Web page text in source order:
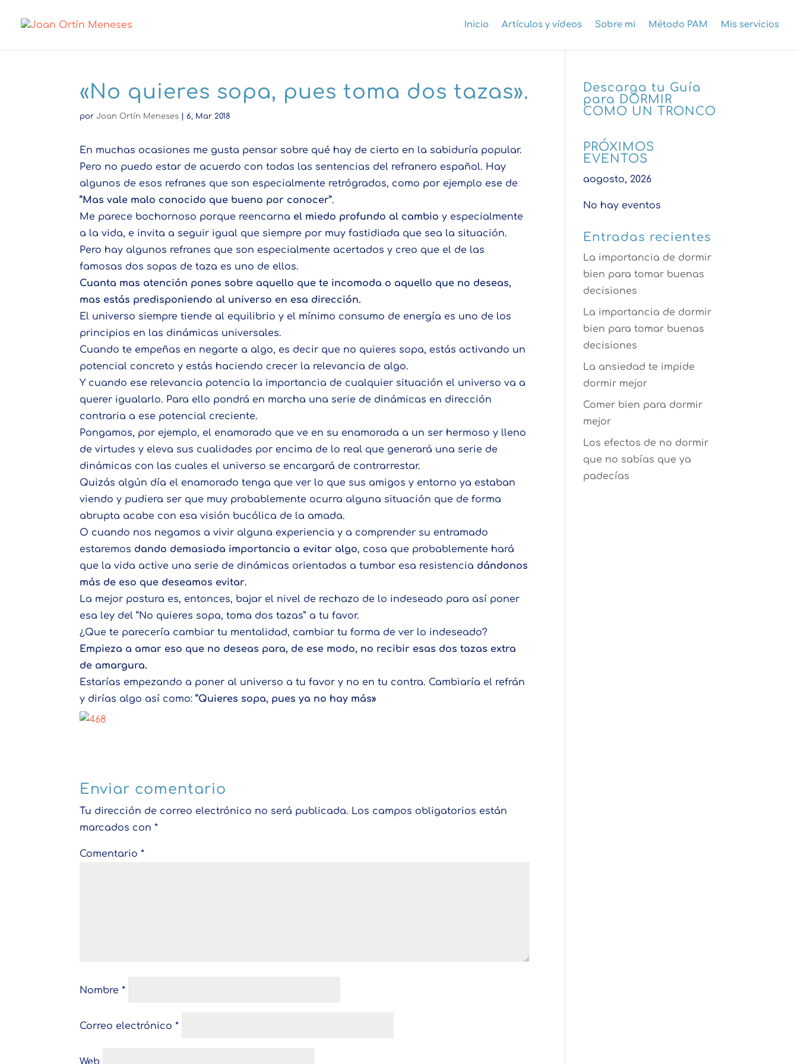
Inicio Artículos y vídeos Sobre mi Método PAM Mis servicios
«No quieres sopa, pues toma dos tazas».
porJoan Ortín Meneses |6, Mar 2018
En muchas ocasiones me gusta pensar sobre qué hay de cierto en la sabiduría popular.
Pero no puedo estar de acuerdo con todas las sentencias del refranero español. Hay
algunos de esos refranes que son especialmente retrógrados, como por ejemplo ese de
“Mas vale malo conocido que bueno por conocer”.
Me parece bochornoso porque reencarna el miedo profundo al cambio y especialmente
a la vida, e invita a seguir igual que siempre por muy fastidiada que sea la situación.
Pero hay algunos refranes que son especialmente acertados y creo que el de las
famosas dos sopas de taza es uno de ellos.
Cuanta mas atención pones sobre aquello que te incomoda o aquello que no deseas,
mas estás predisponiendo al universo en esa dirección.
El universo siempre tiende al equilibrio y el mínimo consumo de energía es uno de los
principios en las dinámicas universales.
Cuando te empeñas en negarte a algo, es decir que no quieres sopa, estás activando un
potencial concreto y estás haciendo crecer la relevancia de algo.
Y cuando ese relevancia potencia la importancia de cualquier situación el universo va a
querer igualarlo. Para ello pondrá en marcha una serie de dinámicas en dirección
contraria a ese potencial creciente.
Pongamos, por ejemplo, el enamorado que ve en su enamorada a un ser hermoso y lleno
de virtudes y eleva sus cualidades por encima de lo real que generará una serie de
dinámicas con las cuales el universo se encargará de contrarrestar.
Quizás algún día el enamorado tenga que ver lo que sus amigos y entorno ya estaban
viendo y pudiera ser que muy probablemente ocurra alguna situación que de forma
abrupta acabe con esa visión bucólica de la amada.
O cuando nos negamos a vivir alguna experiencia y a comprender su entramado
estaremos dando demasiada importancia a evitar algo, cosa que probablemente hará
que la vida active una serie de dinámicas orientadas a tumbar esa resistencia dándonos
más de eso que deseamos evitar.
La mejor postura es, entonces, bajar el nivel de rechazo de lo indeseado para así poner
esa ley del “No quieres sopa, toma dos tazas” a tu favor.
¿Que te parecería cambiar tu mentalidad, cambiar tu forma de ver lo indeseado?
Empieza a amar eso que no deseas para, de ese modo, no recibir esas dos tazas extra
de amargura.
Estarías empezando a poner al universo a tu favor y no en tu contra. Cambiaría el refrán
y dirías algo así como:“Quieres sopa, pues ya no hay más»
Enviar comentario
Tu dirección de correo electrónico no será publicada. Los campos obligatorios están
marcados con*
Comentario*
Nombre*
Correo electrónico*
Web
Descarga tu Guía
para DORMIR
COMO UN TRONCO
PRÓXIMOS
EVENTOS
aogosto, 2026
No hay eventos
Entradas recientes
La importancia de dormir
bien para tomar buenas
decisiones
La importancia de dormir
bien para tomar buenas
decisiones
La ansiedad te impide
dormir mejor
Comer bien para dormir
mejor
Los efectos de no dormir
que no sabías que ya
padecías